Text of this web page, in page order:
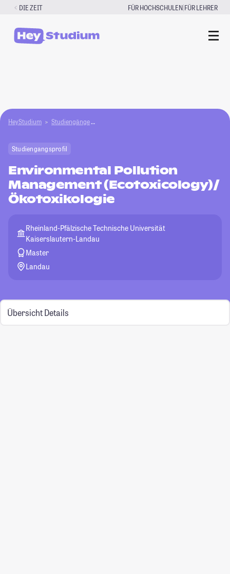
Zum
springen
DIE ZEIT FÜR HOCHSCHULEN|FÜR LEHRER
HeyStudium Studiengänge Environmental Pollution Management
Studiengangsprofil
Environmental Pollution
Management (Ecotoxicology)/
Ökotoxikologie
Rheinland-Pfälzische Technische Universität
Kaiserslautern-Landau
Master
Landau
Übersicht Details